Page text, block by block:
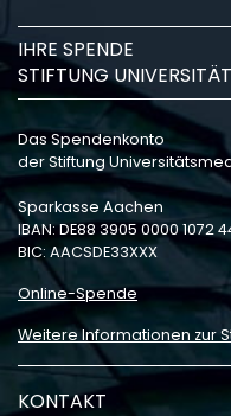
IHRE SPENDE
STIFTUNG
Das Spendenkonto
der Stiftung
Sparkasse Aachen
IBAN: DE88 3905 0000 1072
BIC: AACSDE33XXX
Online-Spende
Weitere Informationen zur
KONTAKT